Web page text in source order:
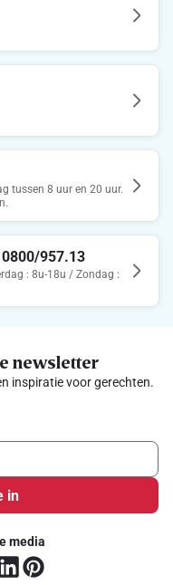
tussen 8 uur en 20 uur.
957.13
: 8u-18u / Zondag :
newsletter
inspiratie voor gerechten.
in
media